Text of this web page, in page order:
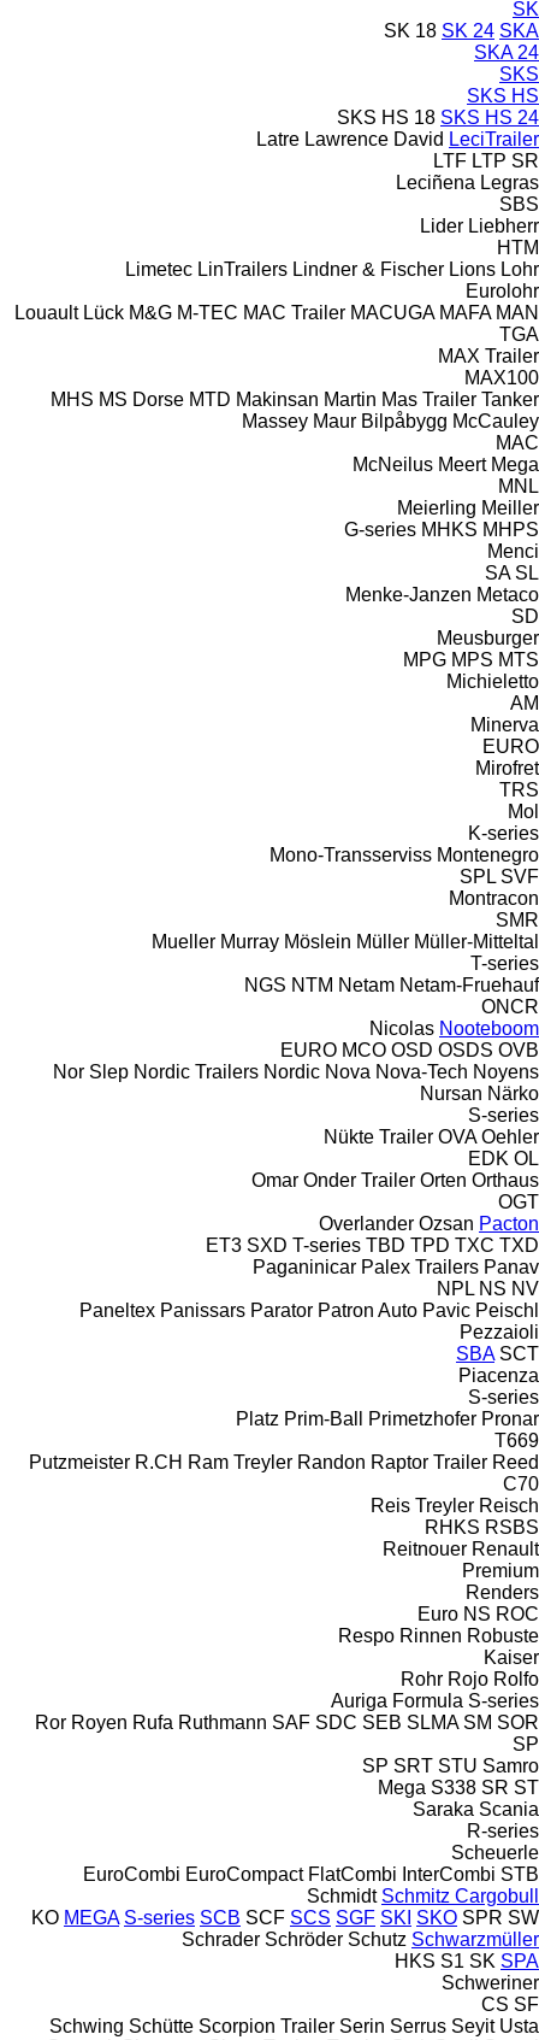
SK
SK 18 SK 24 SKA
SKA 24
SKS
SKS HS
SKS HS 18 SKS HS 24
Latre Lawrence David LeciTrailer
LTF LTP SR
Leciñena Legras
SBS
Lider Liebherr
HTM
Limetec LinTrailers Lindner & Fischer Lions Lohr
Eurolohr
Louault Lück M&G M-TEC MAC Trailer MACUGA MAFA MAN
TGA
MAX Trailer
MAX100
MHS MS Dorse MTD Makinsan Martin Mas Trailer Tanker
Massey Maur Bilpåbygg McCauley
MAC
McNeilus Meert Mega
MNL
Meierling Meiller
G-series MHKS MHPS
Menci
SA SL
Menke-Janzen Metaco
SD
Meusburger
MPG MPS MTS
Michieletto
AM
Minerva
EURO
Mirofret
TRS
Mol
K-series
Mono-Transserviss Montenegro
SPL SVF
Montracon
SMR
Mueller Murray Möslein Müller Müller-Mitteltal
T-series
NGS NTM Netam Netam-Fruehauf
ONCR
Nicolas Nooteboom
EURO MCO OSD OSDS OVB
Nor Slep Nordic Trailers Nordic Nova Nova-Tech Noyens
Nursan Närko
S-series
Nükte Trailer OVA Oehler
EDK OL
Omar Onder Trailer Orten Orthaus
OGT
Overlander Ozsan Pacton
ET3 SXD T-series TBD TPD TXC TXD
Paganinicar Palex Trailers Panav
NPL NS NV
Paneltex Panissars Parator Patron Auto Pavic Peischl
Pezzaioli
SBA SCT
Piacenza
S-series
Platz Prim-Ball Primetzhofer Pronar
T669
Putzmeister R.CH Ram Treyler Randon Raptor Trailer Reed
C70
Reis Treyler Reisch
RHKS RSBS
Reitnouer Renault
Premium
Renders
Euro NS ROC
Respo Rinnen Robuste
Kaiser
Rohr Rojo Rolfo
Auriga Formula S-series
Ror Royen Rufa Ruthmann SAF SDC SEB SLMA SM SOR
SP
SP SRT STU Samro
Mega S338 SR ST
Saraka Scania
R-series
Scheuerle
EuroCombi EuroCompact FlatCombi InterCombi STB
Schmidt Schmitz Cargobull
KO MEGA S-series SCB SCF SCS SGF SKI SKO SPR SW
Schrader Schröder Schutz Schwarzmüller
HKS S1 SK SPA
Schweriner
CS SF
Schwing Schütte Scorpion Trailer Serin Serrus Seyit Usta